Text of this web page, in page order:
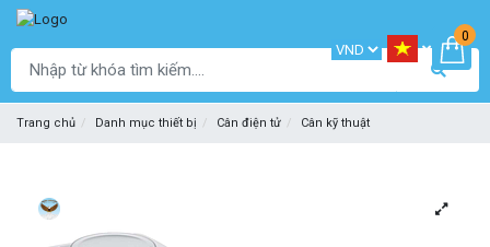
0
Trang chủ Danh mục thiết bị Cân điện tử Cân kỹ thuật